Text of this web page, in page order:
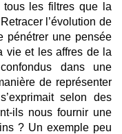
tous les filtres que la
l’évolution de
pénétrer une pensée
vie et les affres de la
dans une
de représenter
selon des
ils nous fournir une
? Un exemple peu